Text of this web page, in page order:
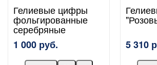
Гелиевые цифры
фольгированные
серебряные
1 000 руб.
5 310